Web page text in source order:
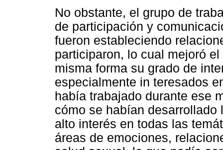
No obstante, el grupo de
de participación y
fueron estableciendo
participaron, lo cual mejoró
misma forma su grado de
especialmente in teresados
había trabajado durante ese
cómo se habían desarrollado
alto interés en todas las
áreas de emociones,